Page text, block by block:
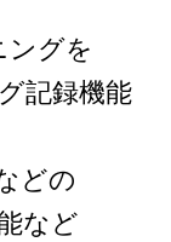
ングを
記録機能
どの
など